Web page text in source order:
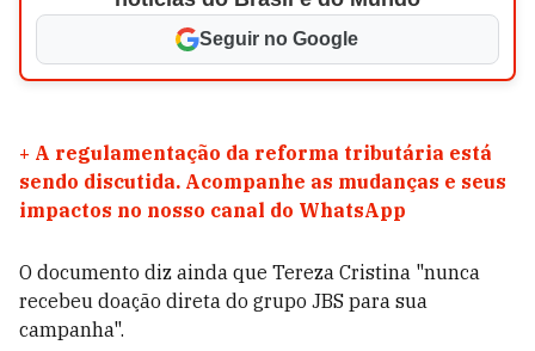
Seguir no Google
+ A regulamentação da reforma tributária está
sendo discutida. Acompanhe as mudanças e seus
impactos no nosso canal do WhatsApp
O documento diz ainda que Tereza Cristina "nunca
recebeu doação direta do grupo JBS para sua
campanha".